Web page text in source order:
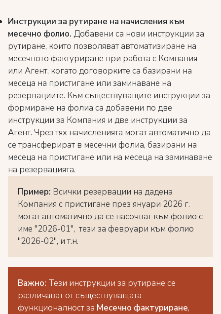
Инструкции за рутиране на начисления към
месечно фолио. Добавени са нови инструкции за
рутиране, които позволяват автоматизиране на
месечното фактуриране при работа с Компания
или Агент, когато договорките са базирани на
месеца на пристигане или заминаване на
резервациите. Към съществуващите инструкции за
формиране на фолиа са добавени по две
инструкции за Компания и две инструкции за
Агент. Чрез тях начисленията могат автоматично да
се трансферират в месечни фолиа, базирани на
месеца на пристигане или на месеца на заминаване
на резервацията.
Пример: Всички резервации на дадена
Компания с пристигане през януари 2026 г.
могат автоматично да се насочват към фолио с
име "2026-01", тези за февруари към фолио
"2026-02", и т.н.
Важно: Тези инструкции за рутиране се
различават от съществуващата
функционалност за Месечно фактуриране,